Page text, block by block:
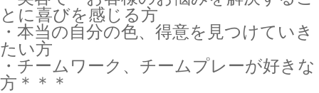
とに喜びを感じる方
・本当の自分の色、得意を見つけていき
たい方
・チームワーク、チームプレーが好きな
方＊＊＊